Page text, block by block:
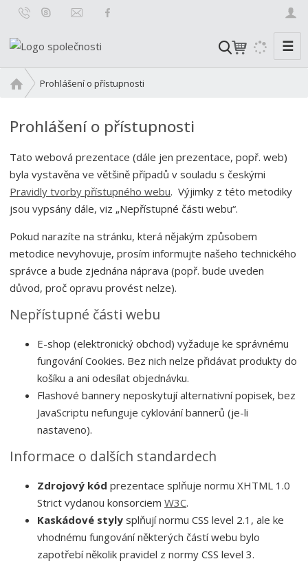
V
t
☰
v
d
í
s
t
n
a
Prohlášení o přístupnosti
Prohlášení o přístupnosti
Tato webová prezentace (dále jen prezentace, popř. web)
byla vystavěna ve většině případů v souladu s českými
Pravidly tvorby přístupného webu. Výjimky z této metodiky
jsou vypsány dále, viz „Nepřístupné části webu“.
Pokud narazíte na stránku, která nějakým způsobem
metodice nevyhovuje, prosím informujte našeho technického
správce a bude zjednána náprava (popř. bude uveden
důvod, proč opravu provést nelze).
Nepřístupné části webu
E-shop (elektronický obchod) vyžaduje ke správnému
fungování Cookies. Bez nich nelze přidávat produkty do
košíku a ani odesílat objednávku.
Flashové bannery neposkytují alternativní popisek, bez
JavaScriptu nefunguje cyklování bannerů (je-li
nastaveno).
Informace o dalších standardech
Zdrojový kód prezentace splňuje normu XHTML 1.0
Strict vydanou konsorciemW3C.
Kaskádové styly splňují normu CSS level 2.1, ale ke
vhodnému fungování některých částí webu bylo
zapotřebí několik pravidel z normy CSS level 3.